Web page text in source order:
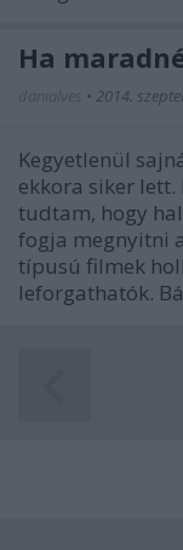
Ha
• 2014.
Kegyetlenül
ekkora siker
tudtam, hogy
fogja megnyitni
típusú filmek
leforgathatók.